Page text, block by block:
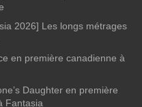
2026] Les longs métrages
en première canadienne à
Daughter en première
Fantasia